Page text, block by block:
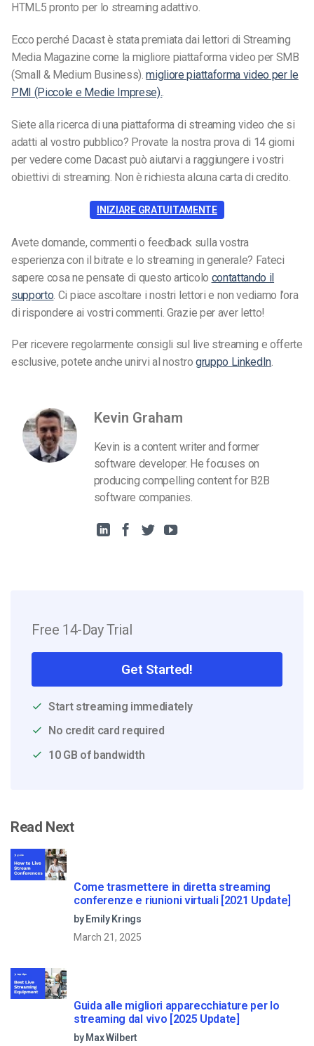
HTML5 pronto per lo streaming adattivo.
Ecco perché Dacast è stata premiata dai lettori di Streaming
Media Magazine come la migliore piattaforma video per SMB
(Small & Medium Business).migliore piattaforma video per le
PMI (Piccole e Medie Imprese)..
Siete alla ricerca di una piattaforma di streaming video che si
adatti al vostro pubblico? Provate la nostra prova di 14 giorni
per vedere come Dacast può aiutarvi a raggiungere i vostri
obiettivi di streaming. Non è richiesta alcuna carta di credito.
INIZIARE GRATUITAMENTE
Avete domande, commenti o feedback sulla vostra
esperienza con il bitrate e lo streaming in generale? Fateci
sapere cosa ne pensate di questo articolo contattando il
supporto . Ci piace ascoltare i nostri lettori e non vediamo l’ora
di rispondere ai vostri commenti. Grazie per aver letto!
Per ricevere regolarmente consigli sul live streaming e offerte
esclusive, potete anche unirvi al nostro gruppo LinkedIn.
Kevin Graham
Kevin is a content writer and former
software developer. He focuses on
producing compelling content for B2B
software companies.
Free 14-Day Trial
Get Started!
Start streaming immediately
No credit card required
10 GB of bandwidth
Read Next
Come trasmettere in diretta streaming
conferenze e riunioni virtuali [2021 Update]
by Emily Krings
March 21, 2025
Guida alle migliori apparecchiature per lo
streaming dal vivo [2025 Update]
by Max Wilbert